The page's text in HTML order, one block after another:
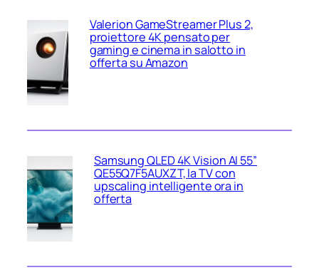
Valerion GameStreamer Plus 2,
proiettore 4K pensato per
gaming e cinema in salotto in
offerta su Amazon
Samsung QLED 4K Vision AI 55”
QE55Q7F5AUXZT, la TV con
upscaling intelligente ora in
offerta